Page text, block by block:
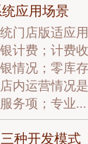
应用场景
门店版适应
计费；计费
情况；零库
内运营情况
务项；专业...
种开发模式